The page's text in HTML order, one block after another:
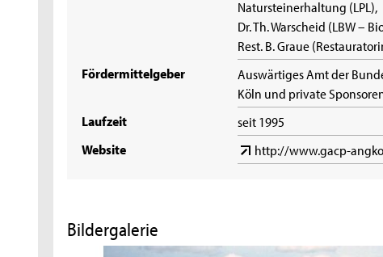
Natursteinerhal­tung (LPL),
Dr. Th. Warscheid (LBW –
Rest. B. Graue
Fördermittelgeber
Auswärtiges Amt der
Köln und private
Laufzeit
seit 1995
Website
http://www.gacp-
Bildergalerie